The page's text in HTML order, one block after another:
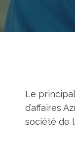
Le
d’affaires
société de